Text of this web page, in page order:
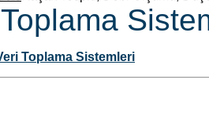
Toplama Sistemleri